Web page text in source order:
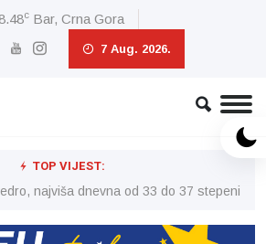
c Bar, Crna Gora
7 Aug. 2026.
TOP VIJEST:
najviša dnevna od 33 do 37 stepeni